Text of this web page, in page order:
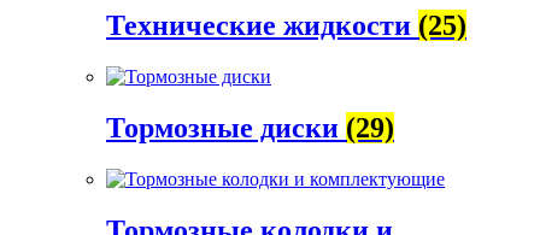
Технические жидкости (25)
Тормозные диски (29)